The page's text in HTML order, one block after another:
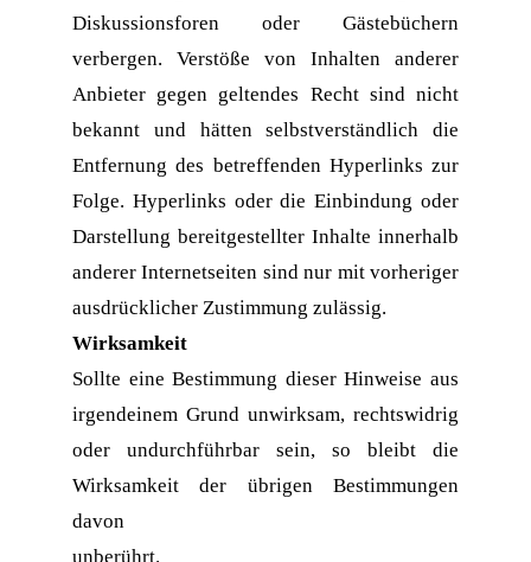
Diskussionsforen oder Gästebüchern
verbergen. Verstöße von Inhalten anderer
Anbieter gegen geltendes Recht sind nicht
bekannt und hätten selbstverständlich die
Entfernung des betreffenden Hyperlinks zur
Folge. Hyperlinks oder die Einbindung oder
Darstellung bereitgestellter Inhalte innerhalb
anderer Internetseiten sind nur mit vorheriger
ausdrücklicher Zustimmung zulässig.
Wirksamkeit
Sollte eine Bestimmung dieser Hinweise aus
irgendeinem Grund unwirksam, rechtswidrig
oder undurchführbar sein, so bleibt die
Wirksamkeit der übrigen Bestimmungen
davon
unberührt.